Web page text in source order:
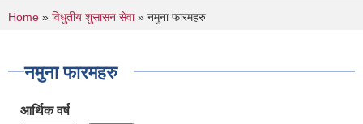
You are here
Home » विधुतीय शुसासन सेवा» नमुना फारमहरु
नमुना फारमहरु
आर्थिक वर्ष